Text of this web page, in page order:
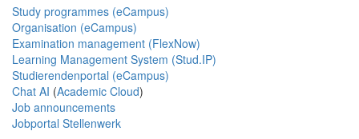
Study programmes (eCampus)
Organisation (eCampus)
Examination management (FlexNow)
Learning Management System (Stud.IP)
Studierendenportal (eCampus)
Chat AI (Academic Cloud)
Job announcements
Jobportal Stellenwerk